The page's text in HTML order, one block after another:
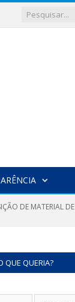
DE MATERIAL DE
QUE QUERIA?